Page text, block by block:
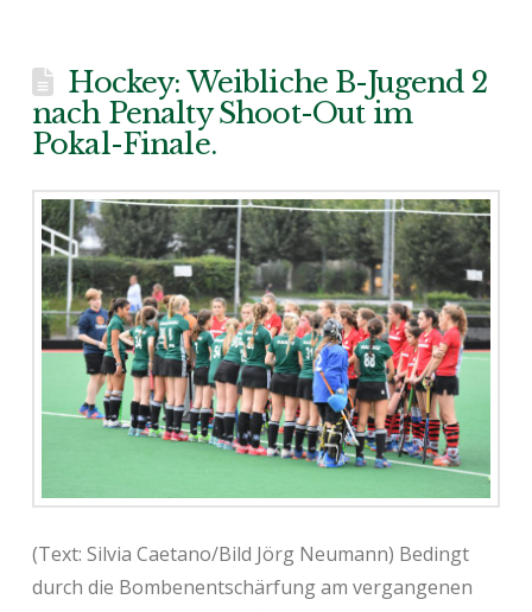
Hockey: Weibliche B-Jugend 2
nach Penalty Shoot-Out im
Pokal-Finale.
(Text: Silvia Caetano/Bild Jörg Neumann) Bedingt
durch die Bombenentschärfung am vergangenen